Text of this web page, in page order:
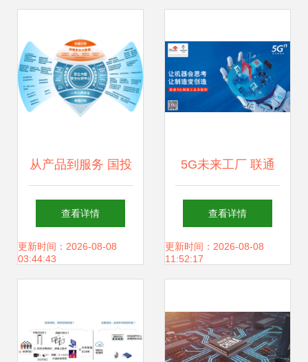
新防线
从产品到服务 国投
智能如何通过迭代
革新筑牢网络空间
查看详情
更新时间：2026-08-08
03:44:43
5G未来工厂 联通
工业互联网新成果
全景透视
查看详情
更新时间：2026-08-08
11:52:17